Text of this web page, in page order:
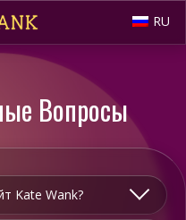
Вопросы
Kate Wank?
RU